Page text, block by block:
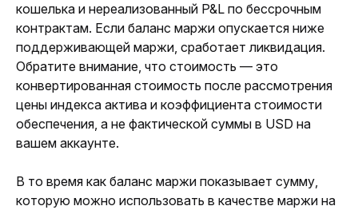
кошелька и нереализованный P&L по бессрочным
контрактам. Если баланс маржи опускается ниже
поддерживающей маржи, сработает ликвидация.
Обратите внимание, что стоимость — это
конвертированная стоимость после рассмотрения
цены индекса актива и коэффициента стоимости
обеспечения, а не фактической суммы в USD на
вашем аккаунте.
В то время как баланс маржи показывает сумму,
которую можно использовать в качестве маржи на